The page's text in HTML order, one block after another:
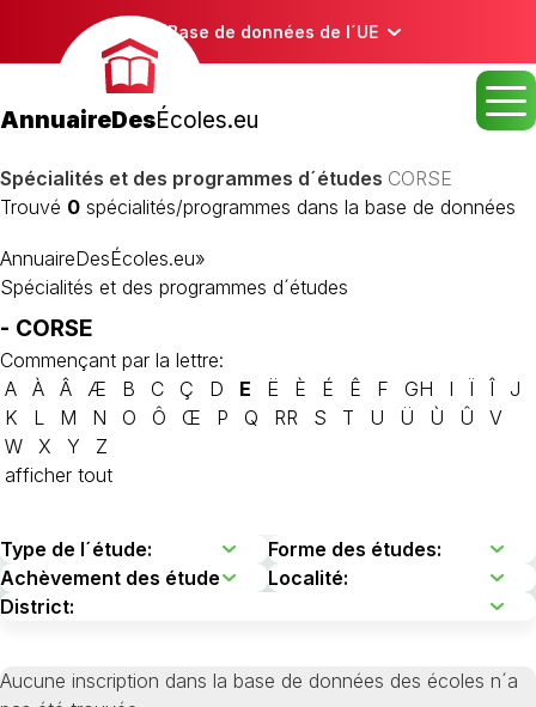
Base de données de l´UE
AnnuaireDesÉcoles.eu
Spécialités et des programmes d´études CORSE
Trouvé 0 spécialités/programmes dans la base de données
AnnuaireDesÉcoles.eu»
Spécialités et des programmes d´études
- CORSE
Commençant par la lettre:
A
À Â Æ B C Ç D E Ë È É Ê F GH I Ï Î
J
K
L M N O Ô Œ P Q RR S T U Ü Ù Û
V
W
X Y
Z
afficher tout
Aucune inscription dans la base de données des écoles n´a